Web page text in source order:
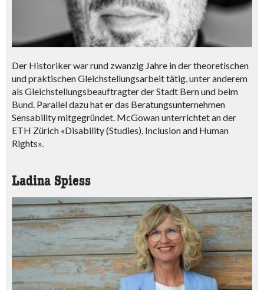
Der Historiker war rund zwanzig Jahre in der theoretischen
und praktischen Gleichstellungsarbeit tätig, unter anderem
als Gleichstellungsbeauftragter der Stadt Bern und beim
Bund. Parallel dazu hat er das Beratungsunternehmen
Sensability mitgegründet. McGowan unterrichtet an der
ETH Zürich «Disability (Studies), Inclusion and Human
Rights».
Ladina Spiess